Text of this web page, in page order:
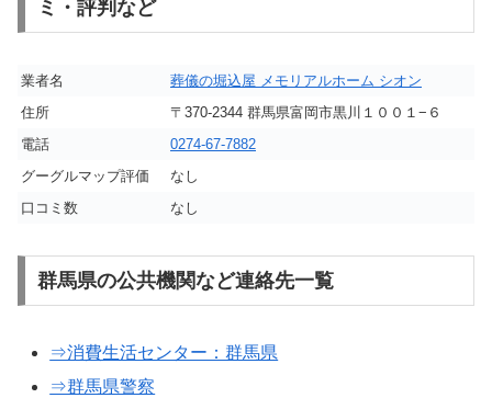
ミ・評判など
業者名
葬儀の堀込屋 メモリアルホーム シオン
住所
〒370-2344 群馬県富岡市黒川１００１−６
電話
0274-67-7882
グーグルマップ評価
なし
口コミ数
なし
群馬県の公共機関など連絡先一覧
⇒消費生活センター：群馬県
⇒群馬県警察